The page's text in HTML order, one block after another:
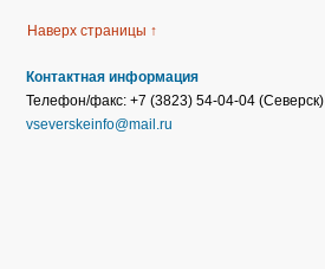
Наверх страницы ↑
Контактная информация
Телефон/факс: +7 (3823) 54-04-04 (Северск)
vseverskeinfo@mail.ru